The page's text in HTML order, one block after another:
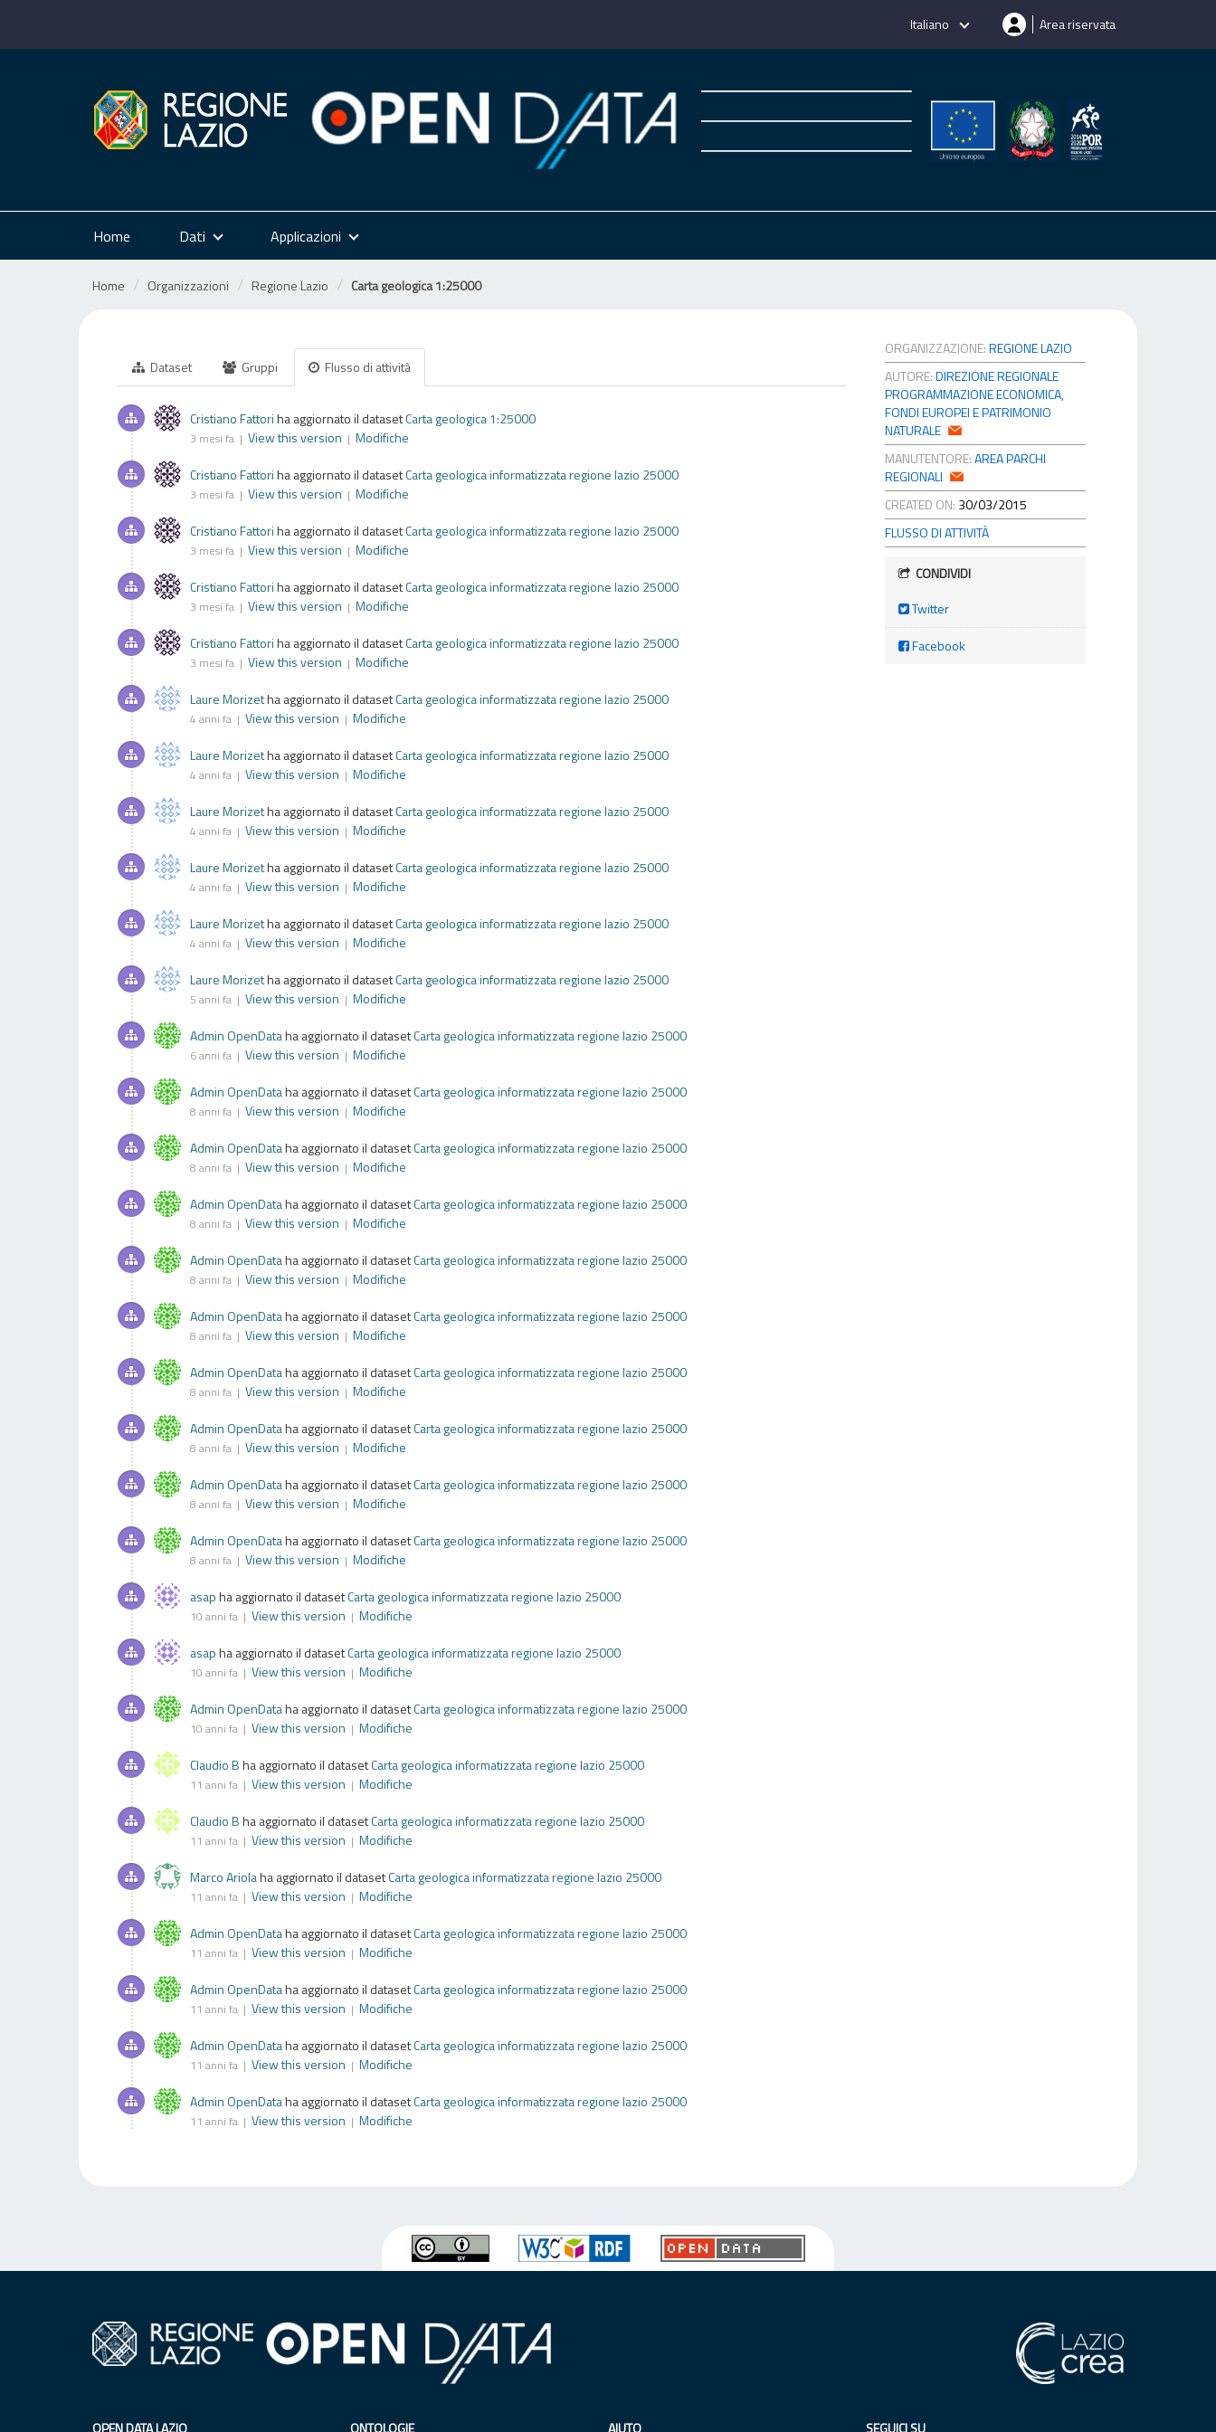
Italiano Area riservata
Home Dati Applicazioni
Home Organizzazioni Regione Lazio Carta geologica 1:25000
ORGANIZZAZIONE:REGIONE LAZIO
AUTORE:DIREZIONE REGIONALE
PROGRAMMAZIONE ECONOMICA,
FONDI EUROPEI E PATRIMONIO
NATURALE
MANUTENTORE:AREA PARCHI
REGIONALI
CREATED ON: 30/03/2015
FLUSSO DI ATTIVITÀ
CONDIVIDI
Twitter
Facebook
Dataset Gruppi Flusso di attività
Cristiano Fattoriha aggiornato il datasetCarta geologica 1:25000
3 mesi fa | View this version | Modifiche
Cristiano Fattoriha aggiornato il datasetCarta geologica informatizzata regione lazio 25000
3 mesi fa | View this version | Modifiche
Cristiano Fattoriha aggiornato il datasetCarta geologica informatizzata regione lazio 25000
3 mesi fa | View this version | Modifiche
Cristiano Fattoriha aggiornato il datasetCarta geologica informatizzata regione lazio 25000
3 mesi fa | View this version | Modifiche
Cristiano Fattoriha aggiornato il datasetCarta geologica informatizzata regione lazio 25000
3 mesi fa | View this version | Modifiche
Laure Morizetha aggiornato il datasetCarta geologica informatizzata regione lazio 25000
4 anni fa | View this version | Modifiche
Laure Morizetha aggiornato il datasetCarta geologica informatizzata regione lazio 25000
4 anni fa | View this version | Modifiche
Laure Morizetha aggiornato il datasetCarta geologica informatizzata regione lazio 25000
4 anni fa | View this version | Modifiche
Laure Morizetha aggiornato il datasetCarta geologica informatizzata regione lazio 25000
4 anni fa | View this version | Modifiche
Laure Morizetha aggiornato il datasetCarta geologica informatizzata regione lazio 25000
4 anni fa | View this version | Modifiche
Laure Morizetha aggiornato il datasetCarta geologica informatizzata regione lazio 25000
5 anni fa | View this version | Modifiche
Admin OpenDataha aggiornato il datasetCarta geologica informatizzata regione lazio 25000
6 anni fa | View this version | Modifiche
Admin OpenDataha aggiornato il datasetCarta geologica informatizzata regione lazio 25000
8 anni fa | View this version | Modifiche
Admin OpenDataha aggiornato il datasetCarta geologica informatizzata regione lazio 25000
8 anni fa | View this version | Modifiche
Admin OpenDataha aggiornato il datasetCarta geologica informatizzata regione lazio 25000
8 anni fa | View this version | Modifiche
Admin OpenDataha aggiornato il datasetCarta geologica informatizzata regione lazio 25000
8 anni fa | View this version | Modifiche
Admin OpenDataha aggiornato il datasetCarta geologica informatizzata regione lazio 25000
8 anni fa | View this version | Modifiche
Admin OpenDataha aggiornato il datasetCarta geologica informatizzata regione lazio 25000
8 anni fa | View this version | Modifiche
Admin OpenDataha aggiornato il datasetCarta geologica informatizzata regione lazio 25000
8 anni fa | View this version | Modifiche
Admin OpenDataha aggiornato il datasetCarta geologica informatizzata regione lazio 25000
8 anni fa | View this version | Modifiche
Admin OpenDataha aggiornato il datasetCarta geologica informatizzata regione lazio 25000
8 anni fa | View this version | Modifiche
asapha aggiornato il datasetCarta geologica informatizzata regione lazio 25000
10 anni fa | View this version | Modifiche
asapha aggiornato il datasetCarta geologica informatizzata regione lazio 25000
10 anni fa | View this version | Modifiche
Admin OpenDataha aggiornato il datasetCarta geologica informatizzata regione lazio 25000
10 anni fa | View this version | Modifiche
Claudio Bha aggiornato il datasetCarta geologica informatizzata regione lazio 25000
11 anni fa | View this version | Modifiche
Claudio Bha aggiornato il datasetCarta geologica informatizzata regione lazio 25000
11 anni fa | View this version | Modifiche
Marco Ariolaha aggiornato il datasetCarta geologica informatizzata regione lazio 25000
11 anni fa | View this version | Modifiche
Admin OpenDataha aggiornato il datasetCarta geologica informatizzata regione lazio 25000
11 anni fa | View this version | Modifiche
Admin OpenDataha aggiornato il datasetCarta geologica informatizzata regione lazio 25000
11 anni fa | View this version | Modifiche
Admin OpenDataha aggiornato il datasetCarta geologica informatizzata regione lazio 25000
11 anni fa | View this version | Modifiche
Admin OpenDataha aggiornato il datasetCarta geologica informatizzata regione lazio 25000
11 anni fa | View this version | Modifiche
OPEN DATA LAZIO ONTOLOGIE AIUTO SEGUICI SU